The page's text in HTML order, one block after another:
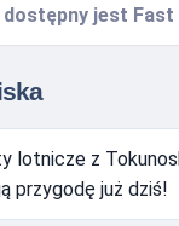
dostępny jest
lotnicze z
przygodę już dziś!